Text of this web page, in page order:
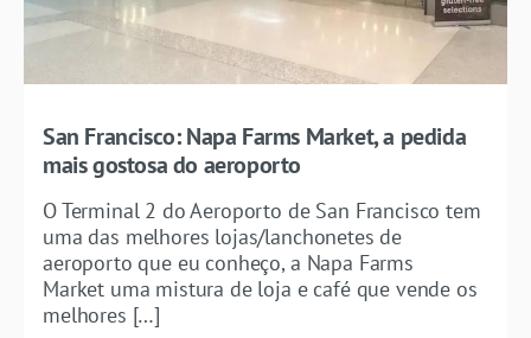
San Francisco: Napa Farms Market, a pedida
mais gostosa do aeroporto
O Terminal 2 do Aeroporto de San Francisco tem
uma das melhores lojas/lanchonetes de
aeroporto que eu conheço, a Napa Farms
Market uma mistura de loja e café que vende os
melhores […]